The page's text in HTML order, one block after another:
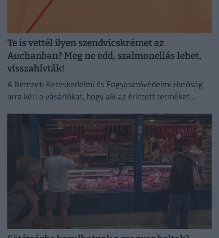
Te is vettél ilyen szendvicskrémet az
Auchanban? Meg ne edd, szalmonellás lehet,
visszahívták!
A Nemzeti Kereskedelmi és Fogyasztóvédelmi Hatóság
arra kéri a vásárlókat, hogy aki az érintett terméket